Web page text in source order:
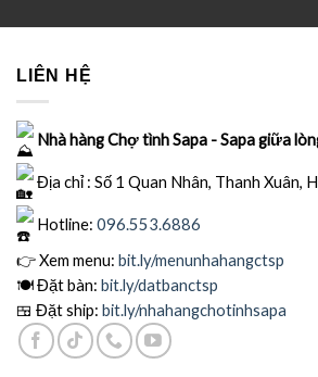
LIÊN HỆ
Nhà hàng Chợ tình Sapa - Sapa giữa
Địa chỉ : Số 1 Quan Nhân, Thanh Xuân,
Hotline: 096.553.6886
👉 Xem menu: bit.ly/menunhahangctsp
🍽Đặt bàn: bit.ly/datbanctsp
🍱 Đặt ship: bit.ly/nhahangchotinhsapa